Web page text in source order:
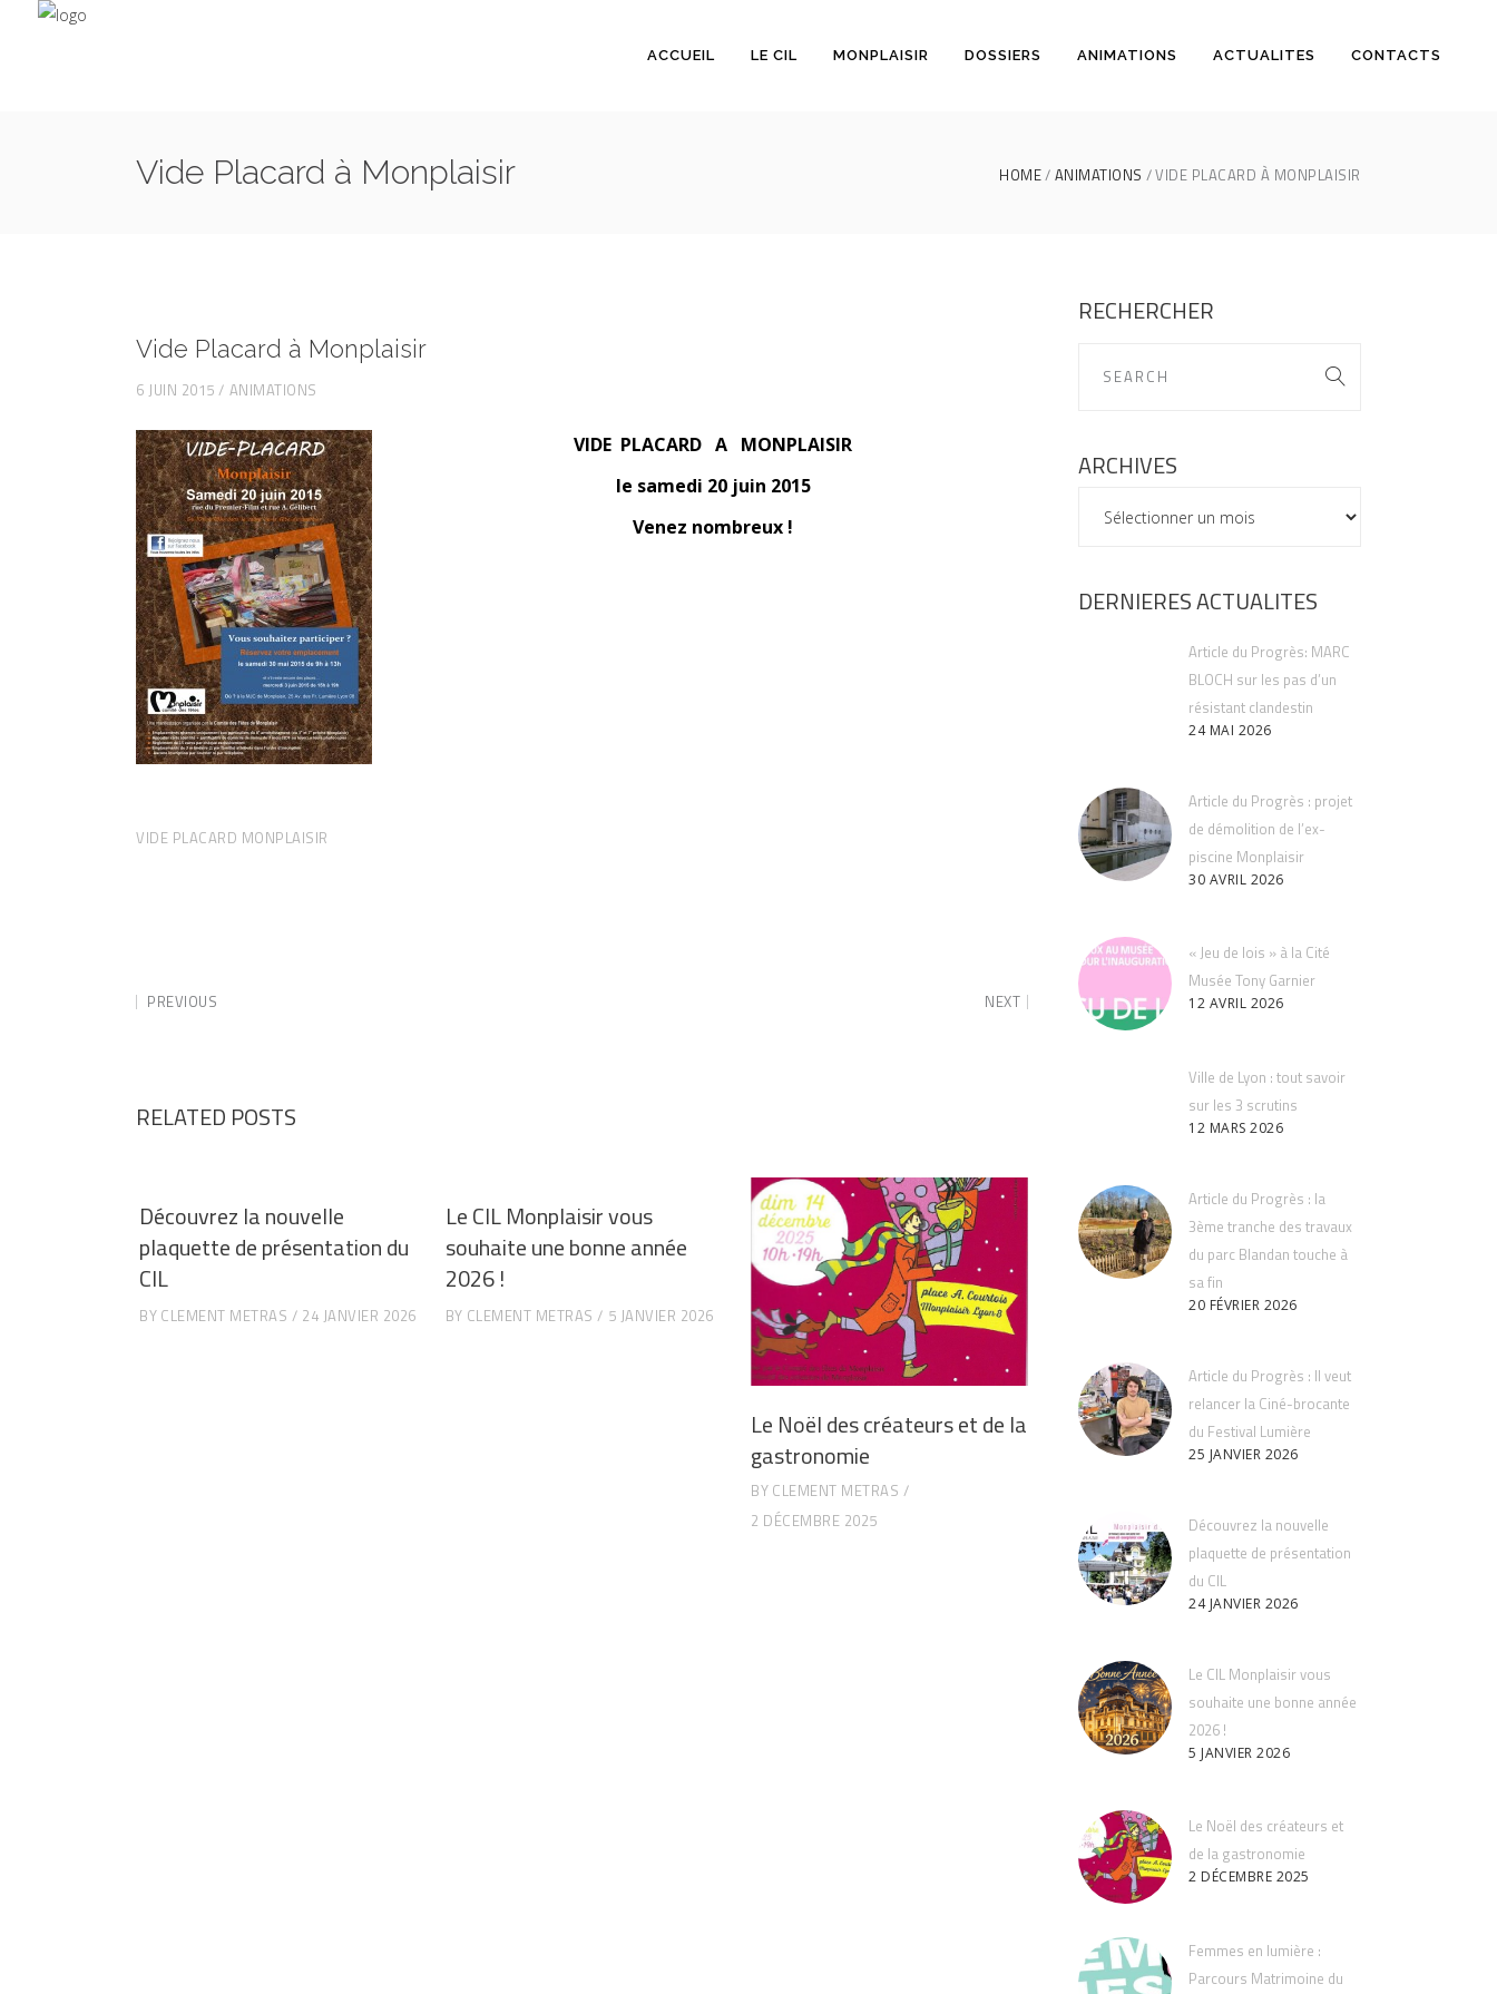
ACCUEIL LE CIL MONPLAISIR DOSSIERS ANIMATIONS ACTUALITES CONTACTS
Vide Placard à Monplaisir HOME ANIMATIONS VIDE PLACARD À MONPLAISIR
Vide Placard à Monplaisir
6 JUIN 2015 ANIMATIONS
VIDE PLACARD A MONPLAISIR
le samedi 20 juin 2015
Venez nombreux !
VIDE PLACARD MONPLAISIR
PREVIOUS NEXT
RELATED POSTS
Découvrez la nouvelle
plaquette de présentation du
CIL
BY CLEMENT METRAS 24 JANVIER 2026
Le CIL Monplaisir vous
souhaite une bonne année
2026 !
BY CLEMENT METRAS 5 JANVIER 2026
Le Noël des créateurs et de la
gastronomie
BY CLEMENT METRAS
2 DÉCEMBRE 2025
RECHERCHER
ARCHIVES
ARCHIVES
DERNIERES ACTUALITES
Article du Progrès: MARC
BLOCH sur les pas d’un
résistant clandestin
24 MAI 2026
Article du Progrès : projet
de démolition de l’ex-
piscine Monplaisir
30 AVRIL 2026
« Jeu de lois » à la Cité
Musée Tony Garnier
12 AVRIL 2026
Ville de Lyon : tout savoir
sur les 3 scrutins
12 MARS 2026
Article du Progrès : la
3ème tranche des travaux
du parc Blandan touche à
sa fin
20 FÉVRIER 2026
Article du Progrès : Il veut
relancer la Ciné-brocante
du Festival Lumière
25 JANVIER 2026
Découvrez la nouvelle
plaquette de présentation
du CIL
24 JANVIER 2026
Le CIL Monplaisir vous
souhaite une bonne année
2026 !
5 JANVIER 2026
Le Noël des créateurs et
de la gastronomie
2 DÉCEMBRE 2025
Femmes en lumière :
Parcours Matrimoine du